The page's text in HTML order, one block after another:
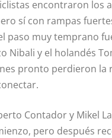
encontraron los
sí con rampas
paso muy temprano
Nibali y el holandés
pronto perdieron la
Contador y Mikel
pero después